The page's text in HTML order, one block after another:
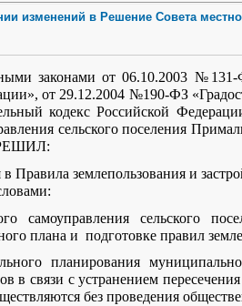
изменений в Решение Совета
законами от 06.10.2003 №131-
от 29.12.2004 №190-ФЗ
кодекс Российской
сельского поселения
РЕШИЛ:
Правила землепользования и
самоуправления сельского
плана и подготовке правил
планирования
в связи с устранением
без проведения